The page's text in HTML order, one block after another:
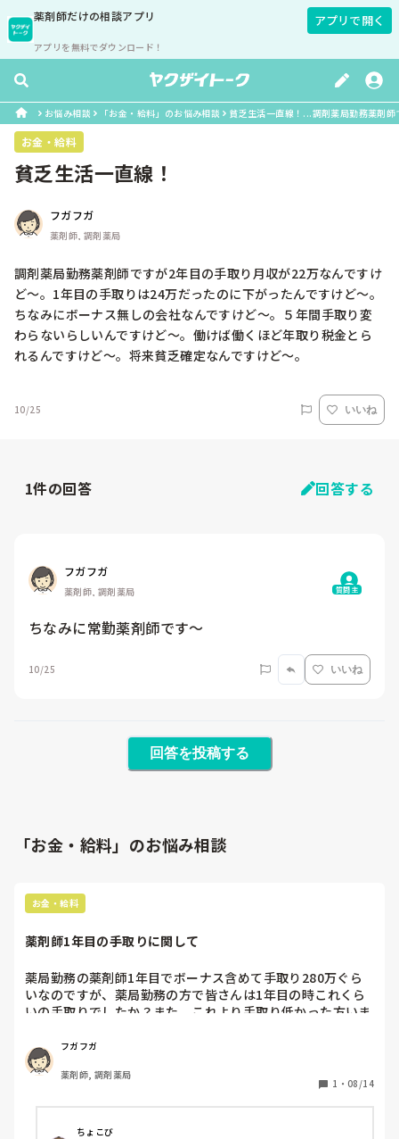
薬剤師だけの相談アプリ
アプリを無料でダウンロード！
アプリで開く
お悩み相談 「お金・給料」のお悩み相談 貧乏生活一直線！...調剤薬局勤務薬剤
お金・給料
貧乏生活一直線！
フガフガ
薬剤師, 調剤薬局
調剤薬局勤務薬剤師ですが2年目の手取り月収が22万なんですけ
ど〜。1年目の手取りは24万だったのに下がったんですけど〜。
ちなみにボーナス無しの会社なんですけど〜。５年間手取り変
わらないらしいんですけど〜。働けば働くほど年取り税金とら
れるんですけど〜。将来貧乏確定なんですけど〜。
10/25 いいね
1件の回答 回答する
フガフガ
薬剤師, 調剤薬局 質問主
ちなみに常勤薬剤師です〜
10/25 いいね
回答を投稿する
「お金・給料」のお悩み相談
お金・給料
薬剤師1年目の手取りに関して
薬局勤務の薬剤師1年目でボーナス含めて手取り280万ぐら
いなのですが、薬局勤務の方で皆さんは1年目の時これくら
いの手取りでしたか？また、これより手取り低かった方いま
フガフガ
薬剤師, 調剤薬局
1 ・ 08/14
ちょこび